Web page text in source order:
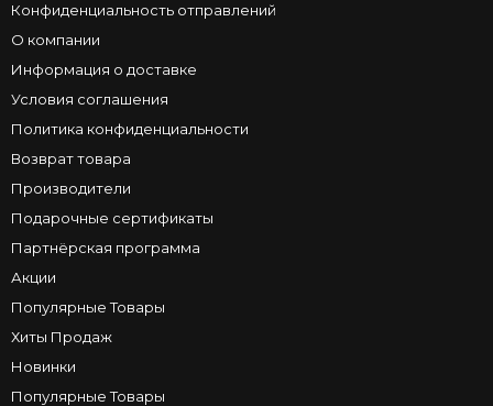
Конфиденциальность отправлений
О компании
Информация о доставке
Условия соглашения
Политика конфиденциальности
Возврат товара
Производители
Подарочные сертификаты
Партнёрская программа
Акции
Популярные Товары
Хиты Продаж
Новинки
Популярные Товары